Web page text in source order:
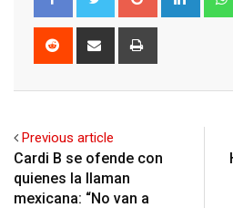
Reddit
Share
Previous article
Cardi B se ofende con
quienes la llaman
mexicana: “No van a